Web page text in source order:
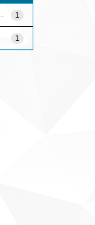
1
1